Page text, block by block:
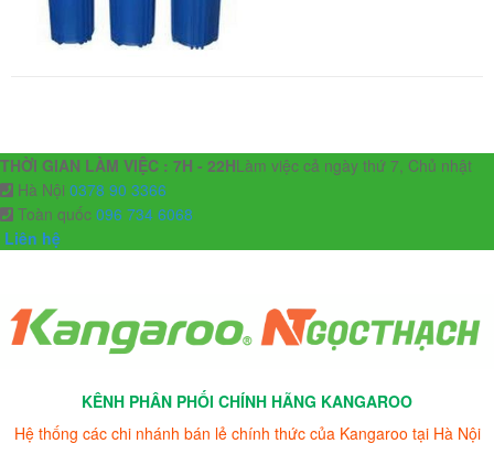
THỜI GIAN LÀM VIỆC : 7H - 22HLàm việc cả ngày thứ 7, Chủ nhật
Hà Nội 0378 90 3366
Toàn quốc 096 734 6068
Liên hệ
KÊNH PHÂN PHỐI CHÍNH HÃNG KANGAROO
Hệ thống các chi nhánh bán lẻ chính thức của Kangaroo tại Hà Nội